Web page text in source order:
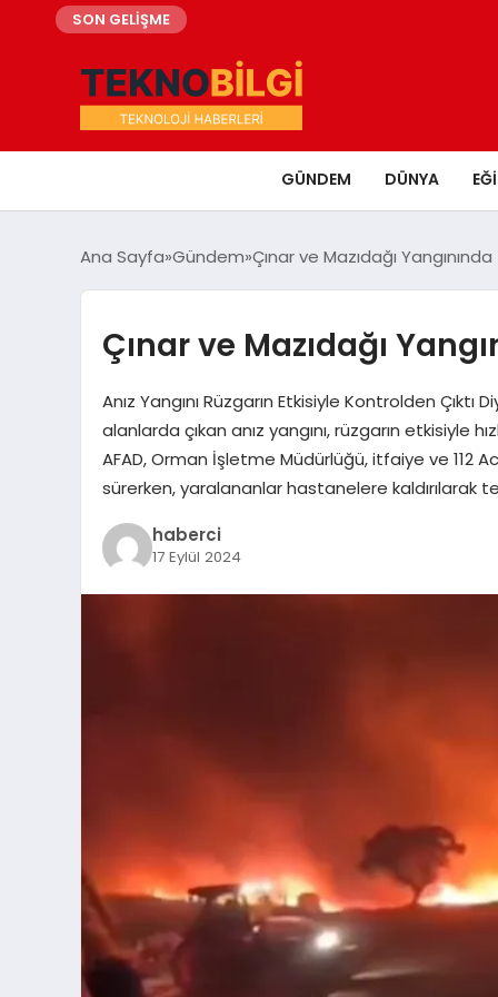
SON GELİŞME
GÜNDEM DÜNYA
Ana Sayfa Gündem Çınar ve Mazıdağı
Çınar ve Mazıdağı
Anız Yangını Rüzgarın Etkisiyle Kontrolden Çıktı
alanlarda çıkan anız yangını, rüzgarın etkisiyle
AFAD, Orman İşletme Müdürlüğü, itfaiye ve 112
sürerken, yaralananlar hastanelere kaldırılarak
haberci
17 Eylül 2024